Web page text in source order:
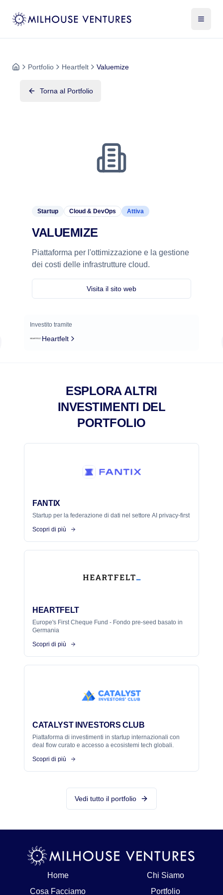
Portfolio Heartfelt Valuemize
Torna al Portfolio
Startup Cloud & DevOps Attiva
VALUEMIZE
Piattaforma per l'ottimizzazione e la gestione
dei costi delle infrastrutture cloud.
Visita il sito web
Investito tramite
Heartfelt
ESPLORA ALTRI
INVESTIMENTI DEL
PORTFOLIO
FANTIX
Startup per la federazione di dati nel settore AI privacy-first
Scopri di più
HEARTFELT
Europe's First Cheque Fund - Fondo pre-seed basato in
Germania
Scopri di più
CATALYST INVESTORS CLUB
Piattaforma di investimenti in startup internazionali con
deal flow curato e accesso a ecosistemi tech globali.
Scopri di più
Vedi tutto il portfolio
Home
Chi Siamo
Cosa Facciamo
Portfolio